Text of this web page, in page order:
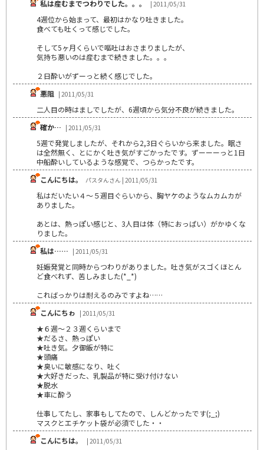
私は産むまでつわりでした。。。 | 2011/05/31
4週位から始まって、最初はかなり吐きました。
食べても吐くって感じでした。
そして5ヶ月くらいで嘔吐はおさまりましたが、
気持ち悪いのは産むまで続きました。。。
２日酔いがずーっと続く感じでした。
悪阻 | 2011/05/31
二人目の時はましでしたが、6週頃から気分不良が続きました。
確か… | 2011/05/31
5週で発覚しましたが、それから2,3日ぐらいから来ました。眠さ
は全然無く、とにかく吐き気がすごかったです。ずーーーっと1日
中船酔いしているような感覚で、つらかったです。
こんにちは。
パスタんさん | 2011/05/31
私はだいたい４～５週目ぐらいから、胸ヤケのようなムカムカが
ありました。
あとは、熱っぽい感じと、3人目は体（特におっぱい）がかゆくな
りました。
私は…… | 2011/05/31
妊娠発覚と同時からつわりがありました。吐き気がスゴくほとん
ど食べれず、苦しみました(*_*)
こればっかりは耐えるのみですよね……
こんにちゎ | 2011/05/31
★６週～２３週くらいまで
★だるさ、熱っぽい
★吐き気。夕御飯が特に
★頭痛
★臭いに敏感になり、吐く
★大好きだった、乳製品が特に受け付けない
★脱水
★車に酔う
仕事してたし、家事もしてたので、しんどかったです(;_;)
マスクとエチケット袋が必須でした・・
こんにちは。
| 2011/05/31